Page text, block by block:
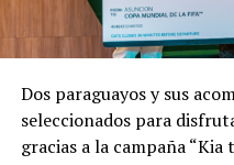
Dos paraguayos y sus
seleccionados para
gracias a la campaña